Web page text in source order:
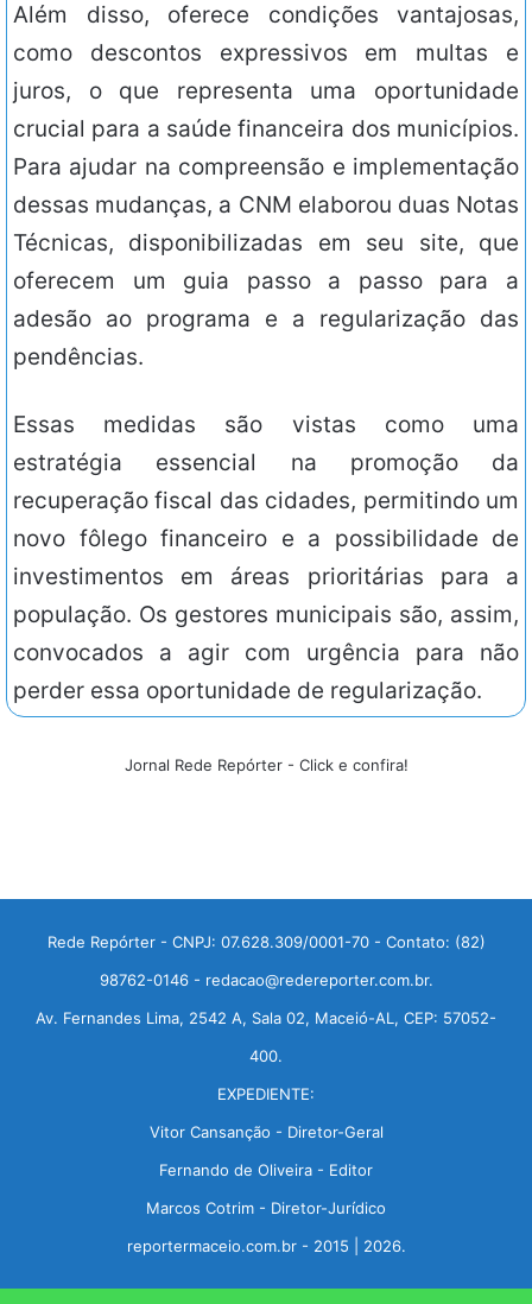
Além disso, oferece condições vantajosas,
como descontos expressivos em multas e
juros, o que representa uma oportunidade
crucial para a saúde financeira dos municípios.
Para ajudar na compreensão e implementação
dessas mudanças, a CNM elaborou duas Notas
Técnicas, disponibilizadas em seu site, que
oferecem um guia passo a passo para a
adesão ao programa e a regularização das
pendências.
Essas medidas são vistas como uma
estratégia essencial na promoção da
recuperação fiscal das cidades, permitindo um
novo fôlego financeiro e a possibilidade de
investimentos em áreas prioritárias para a
população. Os gestores municipais são, assim,
convocados a agir com urgência para não
perder essa oportunidade de regularização.
Jornal Rede Repórter - Click e confira!
Rede Repórter - CNPJ: 07.628.309/0001-70 - Contato: (82)
98762-0146 - redacao@redereporter.com.br.
Av. Fernandes Lima, 2542 A, Sala 02, Maceió-AL, CEP: 57052-
400.
EXPEDIENTE:
Vitor Cansanção - Diretor-Geral
Fernando de Oliveira - Editor
Marcos Cotrim - Diretor-Jurídico
reportermaceio.com.br - 2015 | 2026.